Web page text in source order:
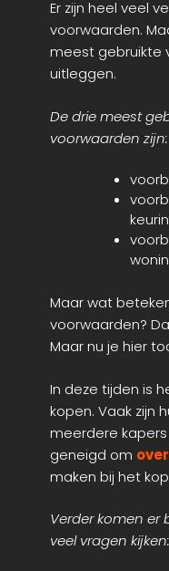
Er zijn heel veel
voorwaarden.
meest gebruikte
uitleggen.
De drie meest
voorwaarden zijn:
Maar wat
voorwaarden?
Maar nu je hier
In deze tijden is
kopen. Vaak zijn
meerdere
geneigd om
maken bij het
Verder komen er
veel vragen kijken: